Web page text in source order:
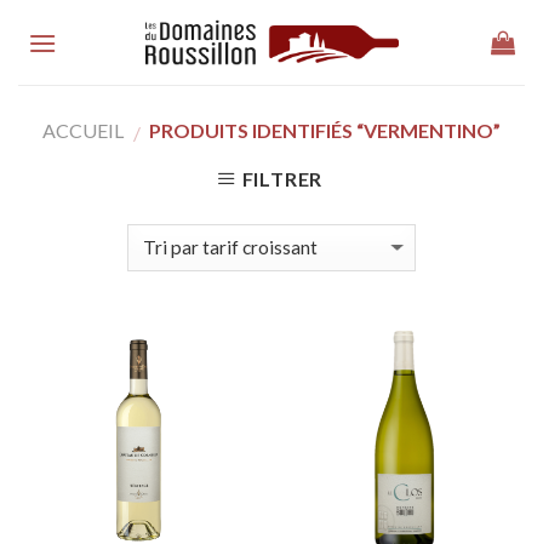
ACCUEIL / PRODUITS IDENTIFIÉS “VERMENTINO”
FILTRER